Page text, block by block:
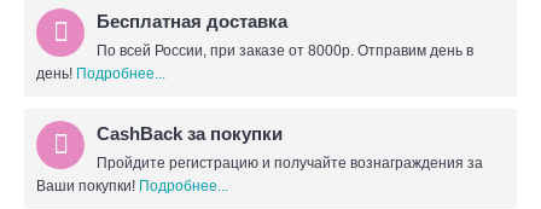
Бесплатная доставка
По всей России, при заказе от 8000р. Отправим день в
день! Подробнее...
CashBack за покупки
Пройдите регистрацию и получайте вознаграждения за
Ваши покупки! Подробнее...